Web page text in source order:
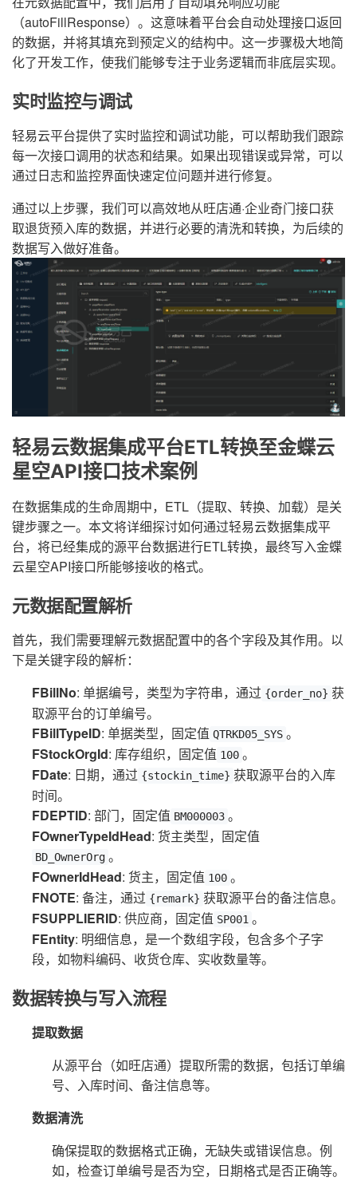
（autoFillResponse）。这意味着平台会自动处理接口返回
的数据，并将其填充到预定义的结构中。这一步骤极大地简
化了开发工作，使我们能够专注于业务逻辑而非底层实现。
实时监控与调试
轻易云平台提供了实时监控和调试功能，可以帮助我们跟踪
每一次接口调用的状态和结果。如果出现错误或异常，可以
通过日志和监控界面快速定位问题并进行修复。
通过以上步骤，我们可以高效地从旺店通·企业奇门接口获
取退货预入库的数据，并进行必要的清洗和转换，为后续的
数据写入做好准备。
轻易云数据集成平台ETL转换至金蝶云
星空API接口技术案例
在数据集成的生命周期中，ETL（提取、转换、加载）是关
键步骤之一。本文将详细探讨如何通过轻易云数据集成平
台，将已经集成的源平台数据进行ETL转换，最终写入金蝶
云星空API接口所能够接收的格式。
元数据配置解析
首先，我们需要理解元数据配置中的各个字段及其作用。以
下是关键字段的解析：
FBillNo: 单据编号，类型为字符串，通过 {order_no} 获
取源平台的订单编号。
FBillTypeID: 单据类型，固定值 QTRKD05_SYS 。
FStockOrgId: 库存组织，固定值 100 。
FDate: 日期，通过 {stockin_time} 获取源平台的入库
时间。
FDEPTID: 部门，固定值 BM000003 。
FOwnerTypeIdHead: 货主类型，固定值
BD_OwnerOrg 。
FOwnerIdHead: 货主，固定值 100 。
FNOTE: 备注，通过 {remark} 获取源平台的备注信息。
FSUPPLIERID: 供应商，固定值 SP001 。
FEntity: 明细信息，是一个数组字段，包含多个子字
段，如物料编码、收货仓库、实收数量等。
数据转换与写入流程
提取数据
从源平台（如旺店通）提取所需的数据，包括订单编
号、入库时间、备注信息等。
数据清洗
确保提取的数据格式正确，无缺失或错误信息。例
如，检查订单编号是否为空，日期格式是否正确等。